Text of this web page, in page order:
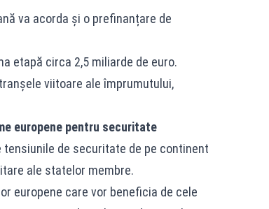
va acorda și o prefinanțare de
etapă circa 2,5 miliarde de euro.
viitoare ale împrumutului,
europene pentru securitate
de securitate de pe continent
ale statelor membre.
europene care vor beneficia de cele